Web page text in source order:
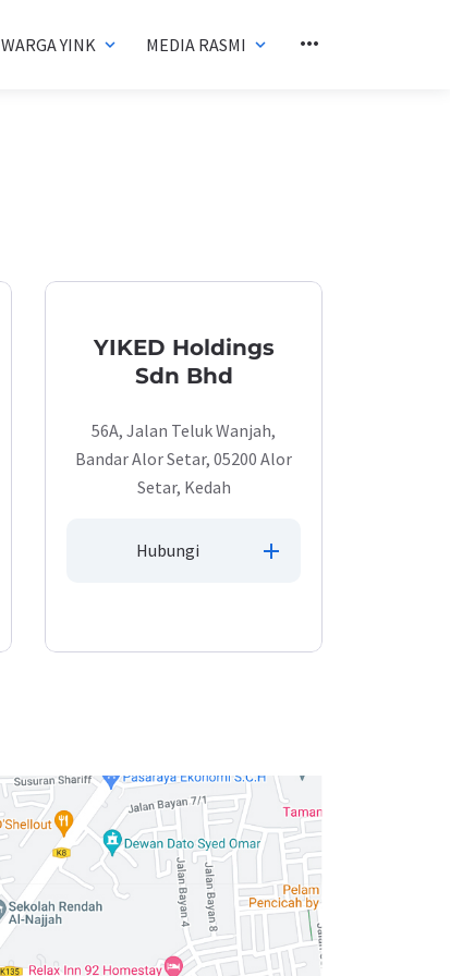
WARGA YINK expand_more MEDIA RASMI expand_more more_horiz
YIKED Holdings
Sdn Bhd
56A, Jalan Teluk Wanjah,
Bandar Alor Setar, 05200 Alor
Setar, Kedah
Hubungi